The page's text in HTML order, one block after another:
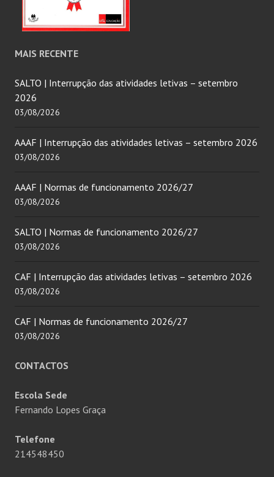
MAIS RECENTE
SALTO | Interrupção das atividades letivas – setembro
2026
03/08/2026
AAAF | Interrupção das atividades letivas – setembro 2026
03/08/2026
AAAF | Normas de funcionamento 2026/27
03/08/2026
SALTO | Normas de funcionamento 2026/27
03/08/2026
CAF | Interrupção das atividades letivas – setembro 2026
03/08/2026
CAF | Normas de funcionamento 2026/27
03/08/2026
CONTACTOS
Escola Sede
Fernando Lopes Graça
Telefone
214548450